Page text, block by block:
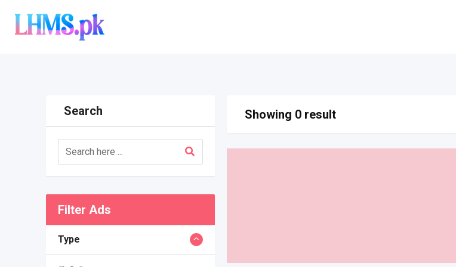
content
Search
Filter Ads
Type
Showing 0 result